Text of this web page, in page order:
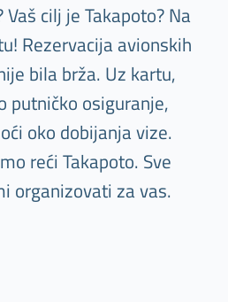
cilj je Takapoto? Na
Rezervacija avionskih
bila brža. Uz kartu,
putničko osiguranje,
oko dobijanja vize.
reći Takapoto. Sve
organizovati za vas.